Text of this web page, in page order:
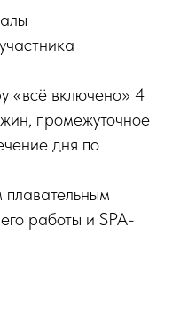
«всё включено» 4
промежуточное
дня по
плавательным
работы и SPA-